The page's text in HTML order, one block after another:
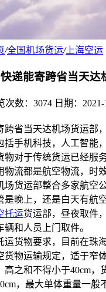
/全国机场货运/上海空运
递能寄跨省当天达
次数：3074 日期：
跨省当天达机场货运部
括手机科技，人工智能
物对于传统货运已经服
物流都是航空物流，时
场货运部整合多家航空
是晚上，还是白天有航
托运货运部，昼夜取件
和人员上门取件。
运货物要求，目前在珠
货物运输规定，适于窄
高之和不得小于40cm，
，最大单体重量一般